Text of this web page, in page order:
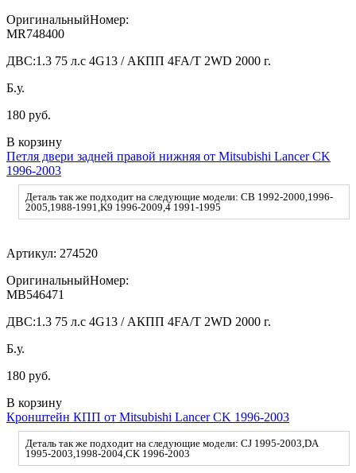
ОригинальныйНомер:
MR748400
ДВС:1.3 75 л.с 4G13 / АКПП 4FA/T 2WD 2000 г.
Б.у.
180 руб.
В корзину
Петля двери задней правой нижняя от Mitsubishi Lancer CK
1996-2003
Деталь так же подходит на следующие модели: CB 1992-2000,1996-
2005,1988-1991,K9 1996-2009,4 1991-1995
Артикул: 274520
ОригинальныйНомер:
MB546471
ДВС:1.3 75 л.с 4G13 / АКПП 4FA/T 2WD 2000 г.
Б.у.
180 руб.
В корзину
Кронштейн КПП от Mitsubishi Lancer CK 1996-2003
Деталь так же подходит на следующие модели: CJ 1995-2003,DA
1995-2003,1998-2004,CK 1996-2003